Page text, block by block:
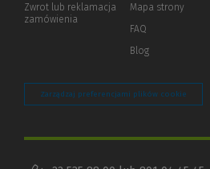
innej
Zwrot lub reklamacja
zamówienia
Mapa strony
FAQ
Blog
Zarządzaj preferencjami plików cookie